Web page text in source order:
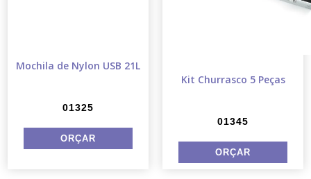
Mochila de Nylon USB 21L
01325
Kit Churrasco 5 Peças
01345